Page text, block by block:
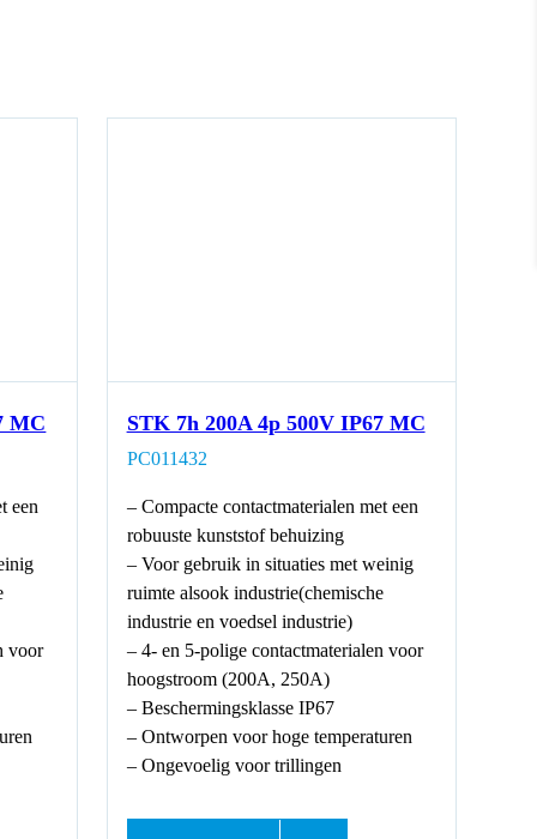
MC
een
voor
STK 7h 200A 4p 500V IP67 MC
PC011432
– Compacte contactmaterialen met een
robuuste kunststof behuizing
– Voor gebruik in situaties met weinig
ruimte alsook industrie(chemische
industrie en voedsel industrie)
– 4- en 5-polige contactmaterialen voor
hoogstroom (200A, 250A)
– Beschermingsklasse IP67
– Ontworpen voor hoge temperaturen
– Ongevoelig voor trillingen